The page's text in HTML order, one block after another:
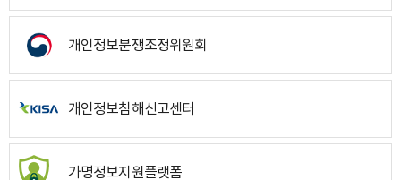
개인정보분쟁조정위원회
개인정보침해신고센터
가명정보지원플랫폼